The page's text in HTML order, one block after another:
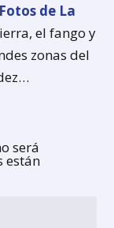
de La
el fango y
zonas del
será
están